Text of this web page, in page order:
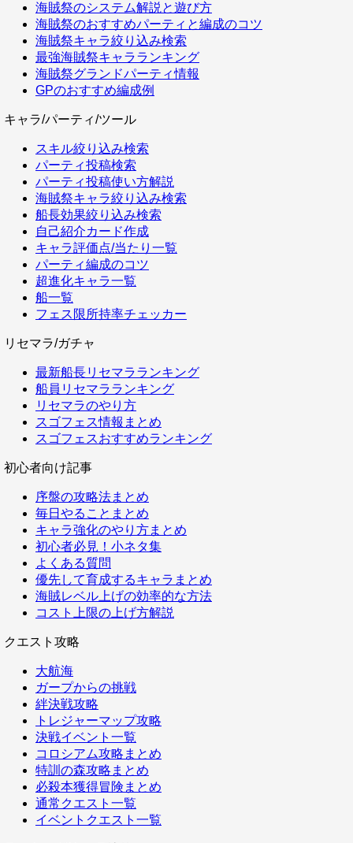
海賊祭のシステム解説と遊び方
海賊祭のおすすめパーティと編成のコツ
海賊祭キャラ絞り込み検索
最強海賊祭キャラランキング
海賊祭グランドパーティ情報
GPのおすすめ編成例
キャラ/パーティ/ツール
スキル絞り込み検索
パーティ投稿検索
パーティ投稿使い方解説
海賊祭キャラ絞り込み検索
船長効果絞り込み検索
自己紹介カード作成
キャラ評価点/当たり一覧
パーティ編成のコツ
超進化キャラ一覧
船一覧
フェス限所持率チェッカー
リセマラ/ガチャ
最新船長リセマラランキング
船員リセマラランキング
リセマラのやり方
スゴフェス情報まとめ
スゴフェスおすすめランキング
初心者向け記事
序盤の攻略法まとめ
毎日やることまとめ
キャラ強化のやり方まとめ
初心者必見！小ネタ集
よくある質問
優先して育成するキャラまとめ
海賊レベル上げの効率的な方法
コスト上限の上げ方解説
クエスト攻略
大航海
ガープからの挑戦
絆決戦攻略
トレジャーマップ攻略
決戦イベント一覧
コロシアム攻略まとめ
特訓の森攻略まとめ
必殺本獲得冒険まとめ
通常クエスト一覧
イベントクエスト一覧